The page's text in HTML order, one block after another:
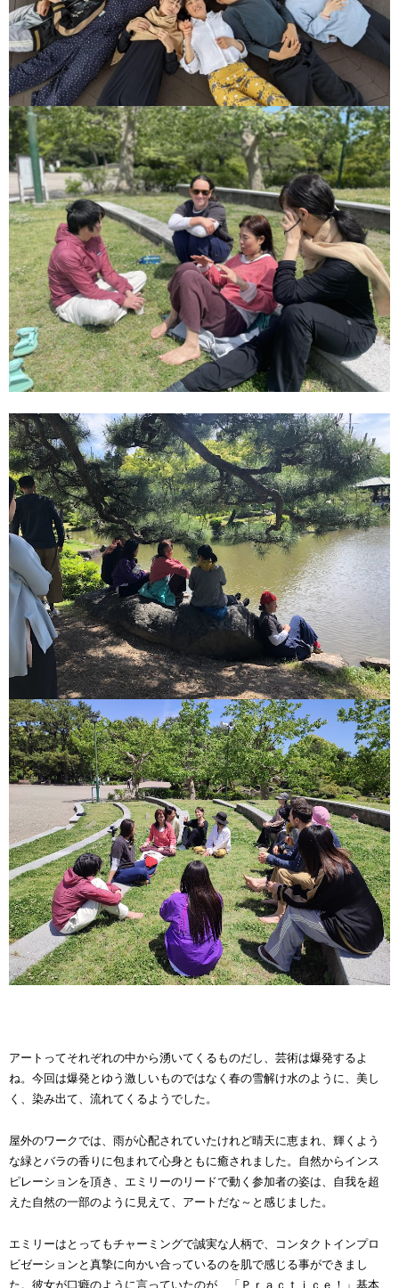
アートってそれぞれの中から湧いてくるものだし、芸術は爆発するよ
ね。今回は爆発とゆう激しいものではなく春の雪解け水のように、美し
く、染み出て、流れてくるようでした。
屋外のワークでは、雨が心配されていたけれど晴天に恵まれ、輝くよう
な緑とバラの香りに包まれて心身ともに癒されました。自然からインス
ピレーションを頂き、エミリーのリードで動く参加者の姿は、自我を超
えた自然の一部のように見えて、アートだな～と感じました。
エミリーはとってもチャーミングで誠実な人柄で、コンタクトインプロ
ビゼーションと真摯に向かい合っているのを肌で感じる事ができまし
た。彼女が口癖のように言っていたのが、「Ｐｒａｃｔｉｃｅ！」基本